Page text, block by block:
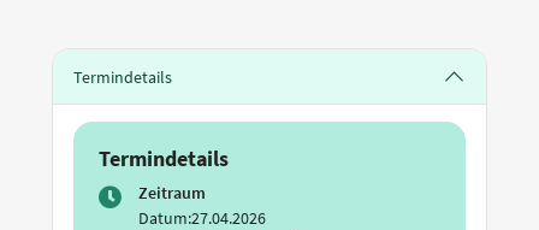
Termindetails
Termindetails
Zeitraum
Datum:27.04.2026